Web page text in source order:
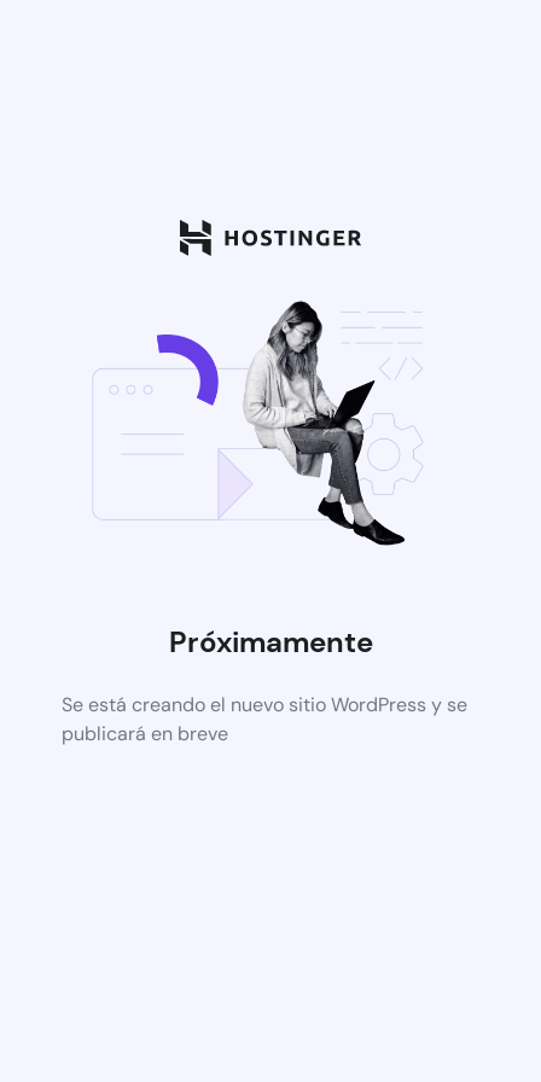
Próximamente
Se está creando el nuevo sitio WordPress y se
publicará en breve